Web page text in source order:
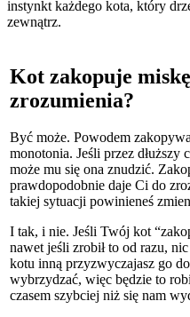
instynkt każdego kota, który
zewnątrz.
Kot zakopuje
zrozumienia?
Być może. Powodem
monotonia. Jeśli przez dłuższy
może mu się ona znudzić.
prawdopodobnie daje Ci do
takiej sytuacji powinieneś
I tak, i nie. Jeśli Twój kot
nawet jeśli zrobił to od razu,
kotu inną przyzwyczajasz go
wybrzydzać, więc będzie to
czasem szybciej niż się nam